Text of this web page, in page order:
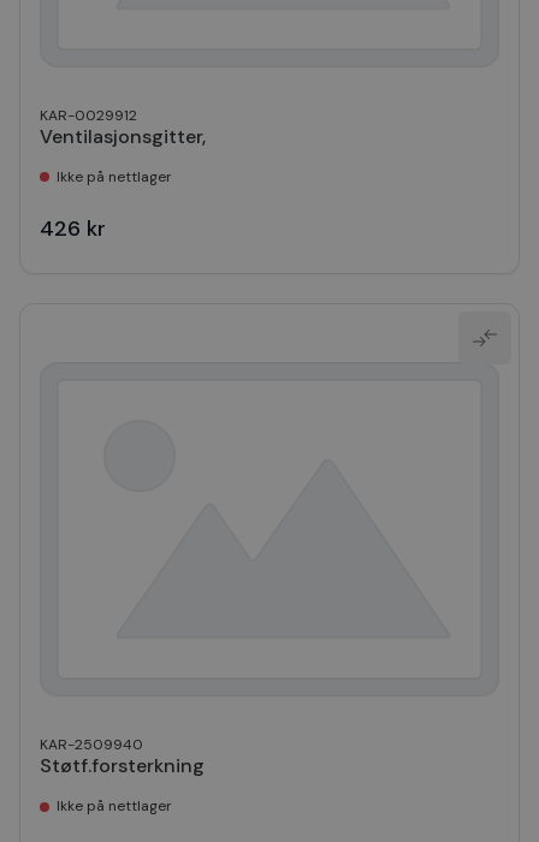
KAR-0029912
Ventilasjonsgitter,
Ikke på nettlager
426 kr
KAR-2509940
Støtf.forsterkning
Ikke på nettlager